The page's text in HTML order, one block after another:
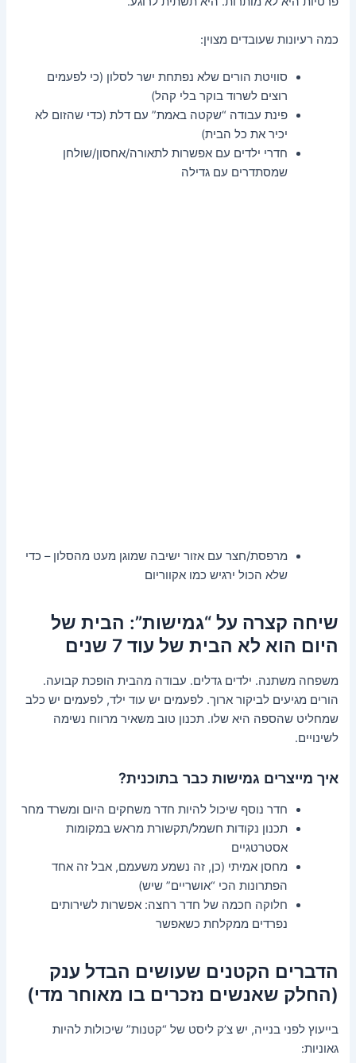
כמה רעיונות שעובדים מצוין:
סוויטת הורים שלא נפתחת ישר לסלון (כי לפעמים
רוצים לשרוד בוקר בלי קהל)
פינת עבודה “שקטה באמת” עם דלת (כדי שהזום לא
יכיר את כל הבית)
חדרי ילדים עם אפשרות לתאורה/אחסון/שולחן
שמסתדרים עם גדילה
מרפסת/חצר עם אזור ישיבה שמוגן מעט מהסלון – כדי
שלא הכול ירגיש כמו אקווריום
שיחה קצרה על “גמישות”: הבית של
היום הוא לא הבית של עוד 7 שנים
משפחה משתנה. ילדים גדלים. עבודה מהבית הופכת קבועה.
הורים מגיעים לביקור ארוך. לפעמים יש עוד ילד, לפעמים יש כלב
שמחליט שהספה היא שלו. תכנון טוב משאיר מרווח נשימה
לשינויים.
איך מייצרים גמישות כבר בתוכנית?
חדר נוסף שיכול להיות חדר משחקים היום ומשרד מחר
תכנון נקודות חשמל/תקשורת מראש במקומות
אסטרטגיים
מחסן אמיתי (כן, זה נשמע משעמם, אבל זה אחד
הפתרונות הכי “אושריים” שיש)
חלוקה חכמה של חדר רחצה: אפשרות לשירותים
נפרדים ממקלחת כשאפשר
הדברים הקטנים שעושים הבדל ענק
(החלק שאנשים נזכרים בו מאוחר מדי)
בייעוץ לפני בנייה, יש צ’ק ליסט של “קטנות” שיכולות להיות
גאוניות: